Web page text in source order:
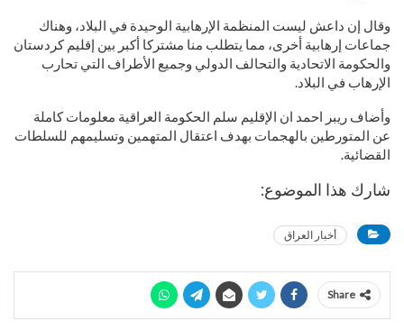
وقال إن داعش ليست المنظمة الإرهابية الوحيدة في البلاد، وهناك
جماعات إرهابية أخرى، مما يتطلب منا مشتركا أكبر بين إقليم كردستان
والحكومة الاتحادية والتحالف الدولي وجميع الأطراف التي تحارب
الإرهاب في البلاد.
وأضاف ريبر احمد ان الإقليم سلم الحكومة العراقية معلومات كاملة
عن المتورطين بالهجمات بهدف اعتقال المتهمين وتسليمهم للسلطات
القضائية.
شارك هذا الموضوع:
أخبار العراق
Share